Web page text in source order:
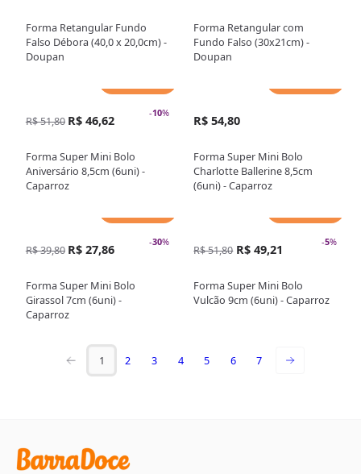
Forma Retangular Fundo
Falso Débora (40,0 x 20,0cm) -
Doupan
Forma Retangular com
Fundo Falso (30x21cm) -
Doupan
-10%
R$ 51,80 R$ 46,62
Forma Super Mini Bolo
Aniversário 8,5cm (6uni) -
Caparroz
R$ 54,80
Forma Super Mini Bolo
Charlotte Ballerine 8,5cm
(6uni) - Caparroz
-30%
R$ 39,80 R$ 27,86
Forma Super Mini Bolo
Girassol 7cm (6uni) -
Caparroz
-5%
R$ 51,80 R$ 49,21
Forma Super Mini Bolo
Vulcão 9cm (6uni) - Caparroz
1 2 3 4 5 6 7